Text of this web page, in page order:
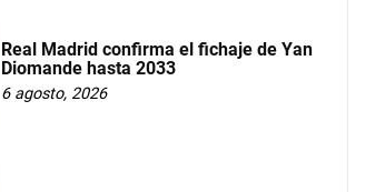
Real Madrid confirma el fichaje de Yan
Diomande hasta 2033
6 agosto, 2026